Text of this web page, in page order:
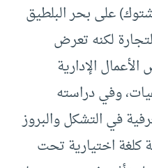
على بحر البلطيق
بالتجارة لكنه تعرض
الإدارية
وفي دراسته
في التشكل والبروز
كلغة اختيارية تحت